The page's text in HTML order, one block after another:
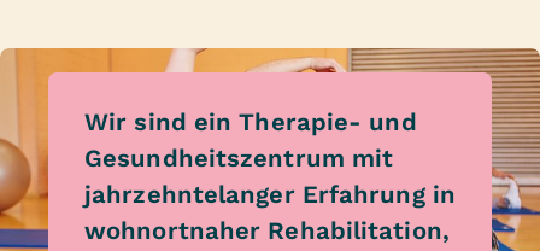
Wir sind ein Therapie- und
Gesundheitszentrum mit
jahrzehntelanger Erfahrung in
wohnortnaher Rehabilitation,